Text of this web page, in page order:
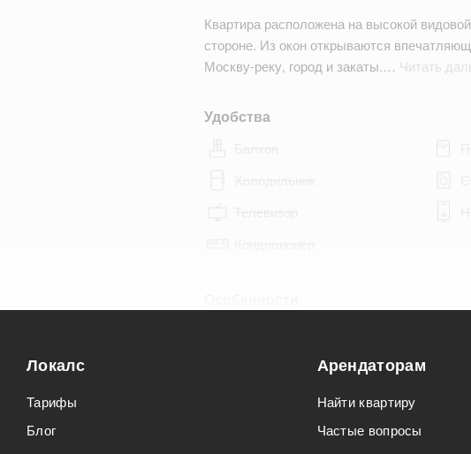
Квартира расположена на высокой
стороне. Из окон открываются
Москву-реку, город и закаты.… Читать
Удобства
Можно с животными
Локалс
Тарифы
Блог
Арендаторам
Найти квартиру
Частые вопросы